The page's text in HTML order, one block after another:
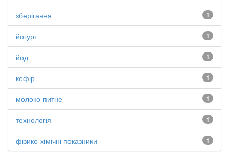
1
зберігання
1
йогурт
1
йод
1
кефір
1
молоко-питне
1
технологія
1
фізико-хімічні показники